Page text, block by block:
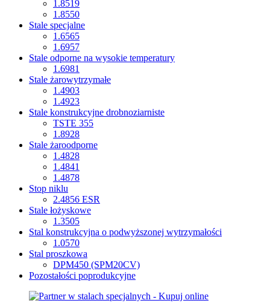
1.8519
1.8550
Stale specjalne
1.6565
1.6957
Stale odporne na wysokie temperatury
1.6981
Stale żarowytrzymałe
1.4903
1.4923
Stale konstrukcyjne drobnoziarniste
TSTE 355
1.8928
Stale żaroodporne
1.4828
1.4841
1.4878
Stop niklu
2.4856 ESR
Stale łożyskowe
1.3505
Stal konstrukcyjna o podwyższonej wytrzymałości
1.0570
Stal proszkowa
DPM450 (SPM20CV)
Pozostałości poprodukcyjne